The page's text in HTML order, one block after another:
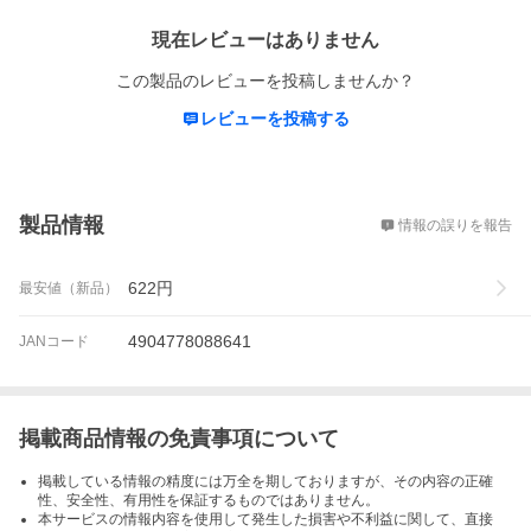
現在レビューはありません
この製品のレビューを投稿しませんか？
レビューを投稿する
製品情報 情報の誤りを報告
最安値（新品） 622円
JANコード 4904778088641
掲載商品情報の免責事項について
掲載している情報の精度には万全を期しておりますが、その内容の正確
性、安全性、有用性を保証するものではありません。
本サービスの情報内容を使用して発生した損害や不利益に関して、直接